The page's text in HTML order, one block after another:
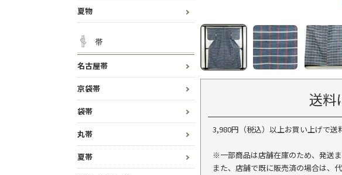
夏物
帯
名古屋帯
京袋帯
袋帯
丸帯
夏帯
送料
3,980円（税込）以上お買い上げで送
※一部商品は店舗在庫のため、発送
また、店舗で既に販売済の場合は、